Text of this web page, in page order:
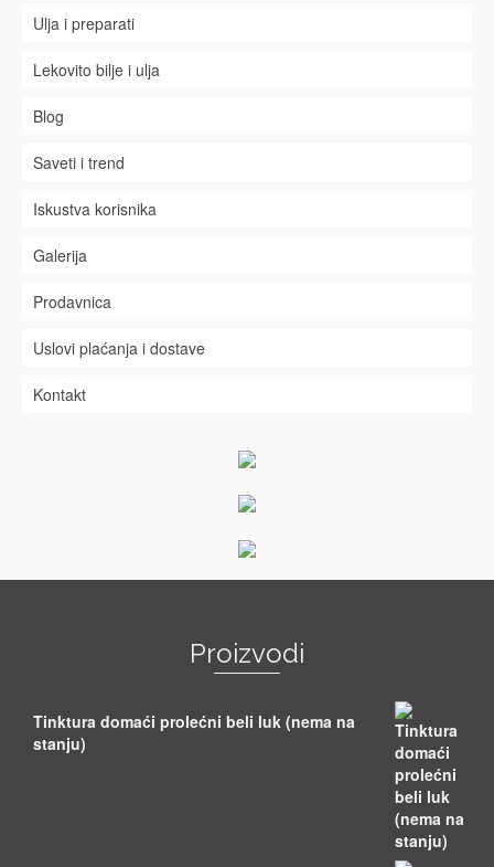
Ulja i preparati
Lekovito bilje i ulja
Blog
Saveti i trend
Iskustva korisnika
Galerija
Prodavnica
Uslovi plaćanja i dostave
Kontakt
Proizvodi
Tinktura domaći prolećni beli luk (nema na
stanju)